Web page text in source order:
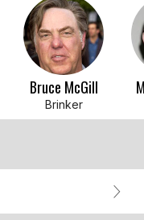
Bruce McGill
Brinker